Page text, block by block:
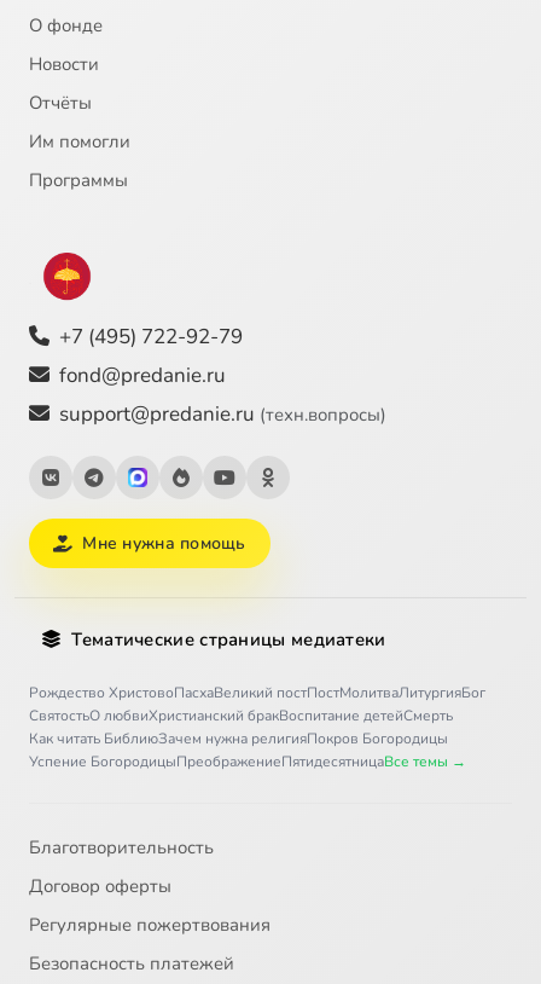
О фонде
Новости
Отчёты
Им помогли
Программы
+7 (495) 722-92-79
fond@predanie.ru
support@predanie.ru (техн.вопросы)
Мне нужна помощь
Тематические страницы медиатеки
Рождество ХристовоПасхаВеликий постПостМолитваЛитургияБог
СвятостьО любвиХристианский бракВоспитание детейСмерть
Как читать БиблиюЗачем нужна религияПокров Богородицы
Успение БогородицыПреображениеПятидесятницаВсе темы →
Благотворительность
Договор оферты
Регулярные пожертвования
Безопасность платежей